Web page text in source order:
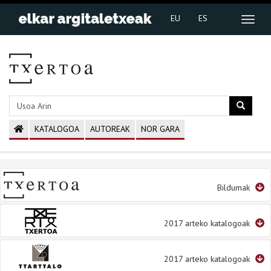
EU ES
KATALOGOA AUTOREAK NOR GARA
Bildumak
2017 arteko katalogoak
2017 arteko katalogoak